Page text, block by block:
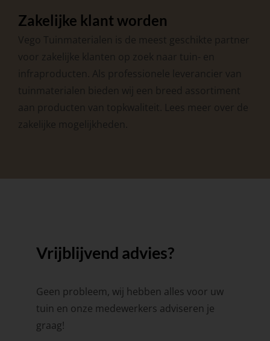
Zakelijke klant worden
Vego Tuinmaterialen is de meest geschikte partner
voor zakelijke klanten op zoek naar tuin- en
infraproducten. Als professionele leverancier van
tuinmaterialen bieden wij een breed assortiment
aan producten van topkwaliteit. Lees meer over de
zakelijke mogelijkheden
Vrijblijvend advies?
Geen probleem, wij hebben alles voor uw
tuin en onze medewerkers adviseren je
graag!